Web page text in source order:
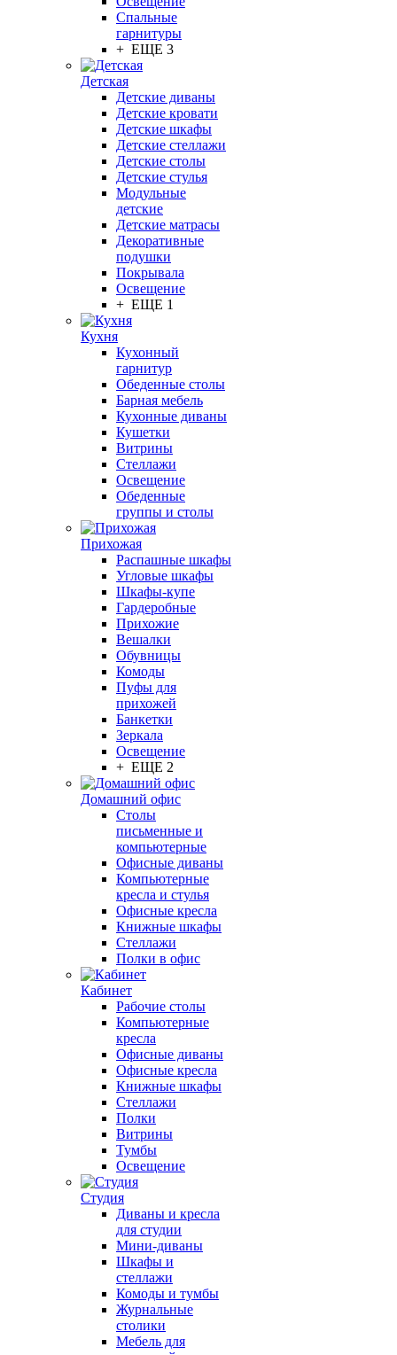
Спальные
гарнитуры
+ ЕЩЕ 3
Детская
Детские диваны
Детские кровати
Детские шкафы
Детские стеллажи
Детские столы
Детские стулья
Модульные
детские
Детские матрасы
Декоративные
подушки
Покрывала
Освещение
+ ЕЩЕ 1
Кухня
Кухонный
гарнитур
Обеденные столы
Барная мебель
Кухонные диваны
Кушетки
Витрины
Стеллажи
Освещение
Обеденные
группы и столы
Прихожая
Распашные шкафы
Угловые шкафы
Шкафы-купе
Гардеробные
Прихожие
Вешалки
Обувницы
Комоды
Пуфы для
прихожей
Банкетки
Зеркала
Освещение
+ ЕЩЕ 2
Домашний офис
Столы
письменные и
компьютерные
Офисные диваны
Компьютерные
кресла и стулья
Офисные кресла
Книжные шкафы
Стеллажи
Полки в офис
Кабинет
Рабочие столы
Компьютерные
кресла
Офисные диваны
Офисные кресла
Книжные шкафы
Стеллажи
Полки
Витрины
Тумбы
Освещение
Студия
Диваны и кресла
для студии
Мини-диваны
Шкафы и
стеллажи
Комоды и тумбы
Журнальные
столики
Мебель для